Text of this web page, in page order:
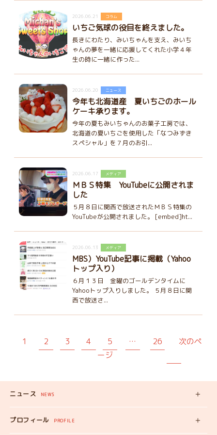
2026.06.21 コラム
いちご気球の役目を終えました。
長きにわたり、みいちゃんを支え、みいち
ゃんの夢を一緒に応援してくれた小学４年
生の時に一緒に作った...
2026.06.20 ニュース
今年も北海道産 夏いちごのホール
ケーキ承ります。
今年の夏もみいちゃんのお菓子工房では、
北海道の夏いちごを使用した「なつみずき
スペシャル」を７月のお引...
2026.06.17 メディア
ＭＢＳ特集 YouTubeに公開されま
した
５月８日に関西で放送されたＭＢＳ特集の
YouTubeが公開されました。 [embed]ht...
2026.06.13 メディア
MBS）YouTube記事に掲載（Yahoo
トップ入り）
６月１３日 金曜のゴールデンタイムに
Yahooトップ入りしました。 ５月８日に関
西で放送さ...
1 2 3 4 5 … 26
次のペ
ージ
ニュース NEWS
新着記事
プロフィール PROFILE
みいちゃんのプロフィール